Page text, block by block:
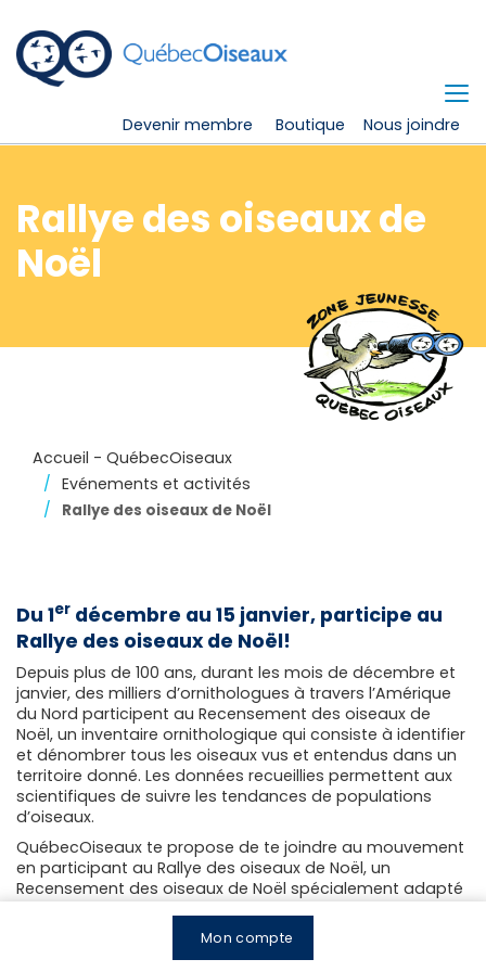
Devenir membre Boutique Nous joindre
Mon compte
Rallye des oiseaux de
Noël
Accueil - QuébecOiseaux
Evénements et activités
Rallye des oiseaux de Noël
Du 1er décembre au 15 janvier, participe au
Rallye des oiseaux de Noël!
Depuis plus de 100 ans, durant les mois de décembre et
janvier, des milliers d’ornithologues à travers l’Amérique
du Nord participent au Recensement des oiseaux de
Noël, un inventaire ornithologique qui consiste à identifier
et dénombrer tous les oiseaux vus et entendus dans un
territoire donné. Les données recueillies permettent aux
scientifiques de suivre les tendances de populations
d’oiseaux.
QuébecOiseaux te propose de te joindre au mouvement
en participant au Rallye des oiseaux de Noël, un
Recensement des oiseaux de Noël spécialement adapté
Le rallye des oiseaux de Noël c’est: